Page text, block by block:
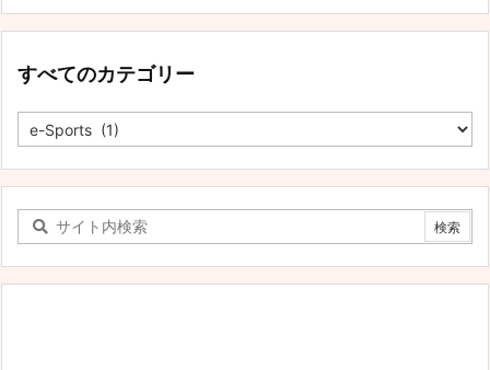
すべてのカテゴリー
べ
の
カ
ゴ
リ
ー